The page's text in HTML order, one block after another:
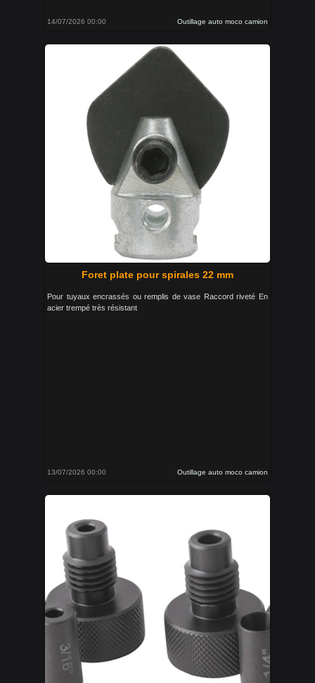
14/07/2026 00:00 Outillage auto moco camion
Foret plate pour spirales 22 mm
Pour tuyaux encrassés ou remplis de vase Raccord riveté En
acier trempé très résistant
13/07/2026 00:00 Outillage auto moco camion